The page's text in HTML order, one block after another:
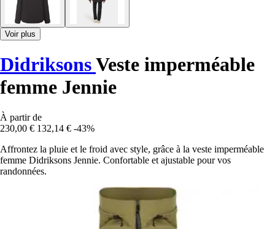
Voir plus
DidriksonsVeste imperméable
femme Jennie
À partir de
230,00 € 132,14 € -43%
Affrontez la pluie et le froid avec style, grâce à la veste imperméable
femme Didriksons Jennie. Confortable et ajustable pour vos
randonnées.